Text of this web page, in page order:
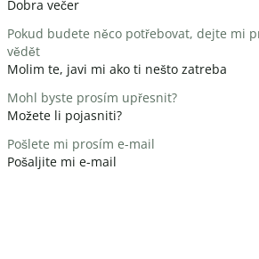
Dobra večer
Pokud budete něco potřebovat, dejte mi
vědět
Molim te, javi mi ako ti nešto zatreba
Mohl byste prosím upřesnit?
Možete li pojasniti?
Pošlete mi prosím e-mail
Pošaljite mi e-mail